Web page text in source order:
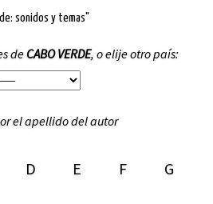
sonidos y temas"
deCABO VERDE, o elije otro país:
el apellido del autor
D E F G